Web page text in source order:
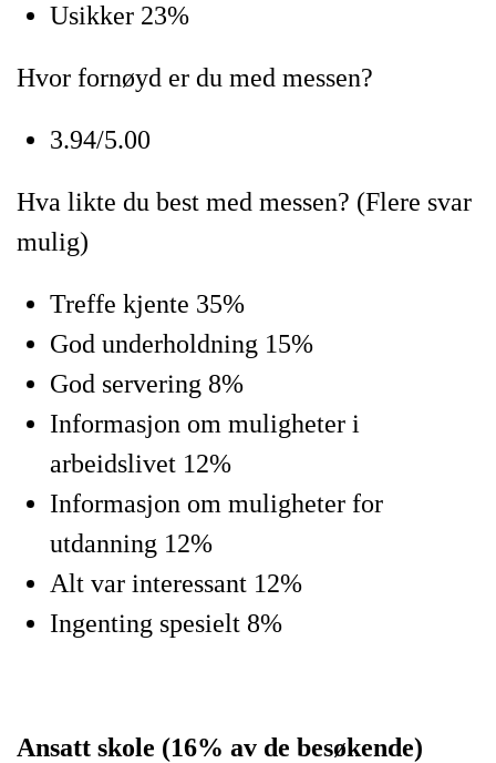
Usikker 23%
Hvor fornøyd er du med messen?
3.94/5.00
Hva likte du best med messen? (Flere svar
mulig)
Treffe kjente 35%
God underholdning 15%
God servering 8%
Informasjon om muligheter i
arbeidslivet 12%
Informasjon om muligheter for
utdanning 12%
Alt var interessant 12%
Ingenting spesielt 8%
Ansatt skole (16% av de besøkende)